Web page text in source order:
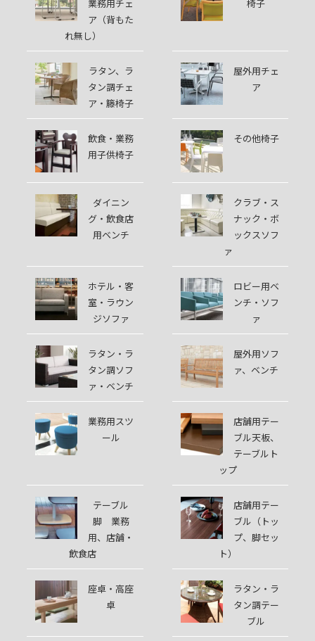
業務用チェ
ア（背もた
れ無し）
椅子
ラタン、ラ
タン調チェ
ア・籐椅子
屋外用チェ
ア
飲食・業務
用子供椅子
その他椅子
ダイニン
グ・飲食店
用ベンチ
クラブ・ス
ナック・ボ
ックスソフ
ァ
ホテル・客
室・ラウン
ジソファ
ロビー用ベ
ンチ・ソフ
ァ
ラタン・ラ
タン調ソフ
ァ・ベンチ
屋外用ソフ
ァ、ベンチ
業務用スツ
ール
店舗用テー
ブル天板、
テーブルト
ップ
テーブル
脚 業務
用、店舗・
飲食店
店舗用テー
ブル（トッ
プ、脚セッ
ト）
座卓・高座
卓
ラタン・ラ
タン調テー
ブル